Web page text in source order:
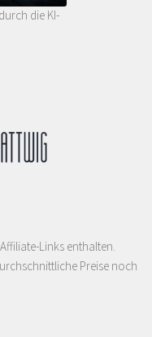
die KI-
Links enthalten.
Preise noch